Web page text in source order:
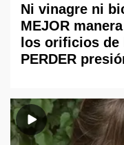
Ni vinagre ni
MEJOR
los orificios
PERDER